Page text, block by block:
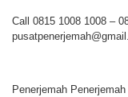
Call 0815 1008 1008 –
Penerjemah